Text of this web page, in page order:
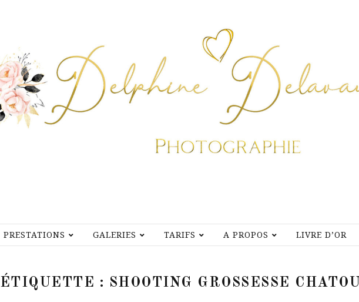
PRESTATIONS GALERIES TARIFS A PROPOS LIVRE D’OR
ÉTIQUETTE : SHOOTING GROSSESSE